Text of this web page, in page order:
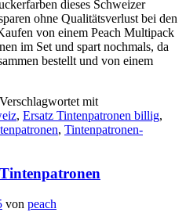
dieses Schweizer
ohne Qualitätsverlust bei den
von einem Peach Multipack
im Set und spart nochmals, da
bestellt und von einem
Verschlagwortet mit
, Ersatz Tintenpatronen billig,
, Tintenpatronen-
von peach